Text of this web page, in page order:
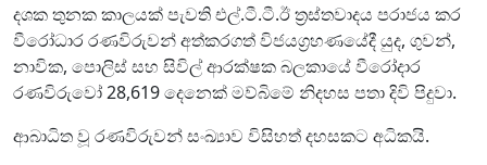
දශක තුනක කාලයක් පැවති එල්.ටී.ටී.ඊ ත්‍රස්තවාදය පරාජය කර
වීරෝධාර රණවිරුවන් අත්කරගත් විජයග්‍රහණයේදී යුද, ගුවන්,
නාවික, පොලිස් සහ සිවිල් ආරක්ෂක බලකායේ වීරෝදාර
රණවිරුවෝ 28,619 දෙනෙක් මව්බිමේ නිදහස පතා දිවි පිදුවා.
ආබාධිත වූ රණවිරුවන් සංඛ්‍යාව විසිහත් දහසකට අධිකයි.